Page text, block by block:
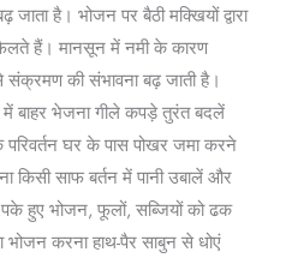
है। भोजन पर बैठी मक्खियों द्वारा
हैं। मानसून में नमी के कारण
संक्रमण की संभावना बढ़ जाती है।
में बाहर भेजना गीले कपड़े तुरंत बदलें
घर के पास पोखर जमा करने
किसी साफ बर्तन में पानी उबालें और
हुए भोजन, फूलों, सब्जियों को ढक
करना हाथ-पैर साबुन से धोएं